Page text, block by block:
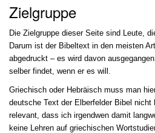
Zielgruppe
Die Zielgruppe dieser Seite sind Leute,
Darum ist der Bibeltext in den meisten
abgedruckt – es wird davon
selber findet, wenn er es will.
Griechisch oder Hebräisch muss man
deutsche Text der Elberfelder Bibel
relevant, dass ich irgendwen damit
keine Lehren auf griechischen